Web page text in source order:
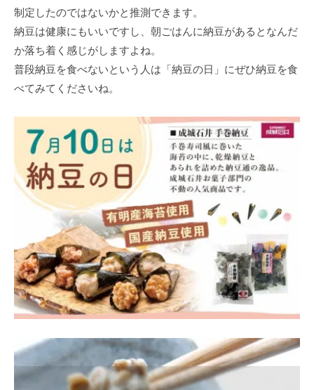
制定したのではないかと推測できます。
納豆は健康にもいいですし、朝ごはんに納豆があるとなんだ
か落ち着く感じがしますよね。
普段納豆を食べないという人は「納豆の日」にぜひ納豆を食
べてみてくださいね。